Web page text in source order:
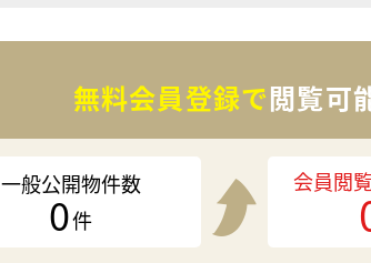
無料会員登録で閲覧可
一般公開物件数
0件
会員閲